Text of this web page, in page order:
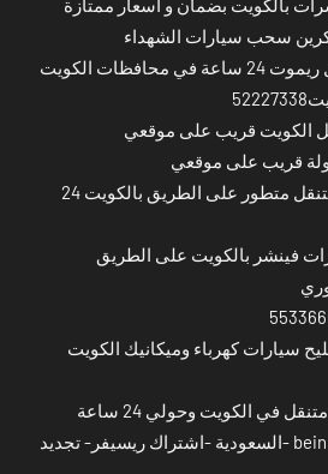
بالكويت بضمان و اسعار ممتازة
كرين سحب سيارات الشهداء
الكويت
الكويت قريب على موقعي
قريب على موقعي
بنشر تصليح سيارات متنقل متطور على الطريق بالكويت 24
فينشر بالكويت على الطريق
سيارات كهرباء وميكانيك الكويت
في الكويت وحولي 24 ساعة
بي ان سبورت - bein sport -السعودية -اشتراك ريسيفر- تجديد